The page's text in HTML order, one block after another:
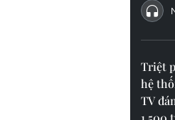
Triệt
hệ
TV